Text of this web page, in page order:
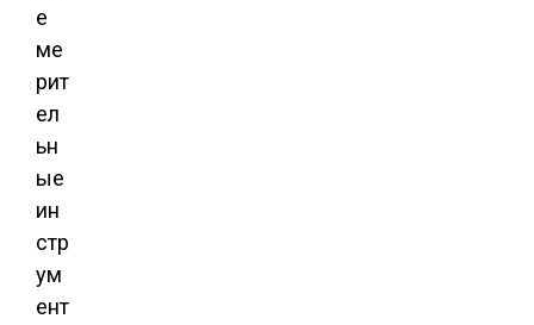
е
ме
рит
ел
ьн
ые
ин
стр
ум
ент